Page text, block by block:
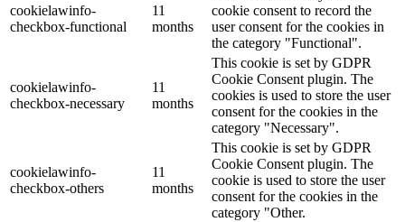
cookielawinfo-
checkbox-functional
11
months
cookie consent to record the
user consent for the cookies in
the category "Functional".
cookielawinfo-
checkbox-necessary
11
months
This cookie is set by GDPR
Cookie Consent plugin. The
cookies is used to store the user
consent for the cookies in the
category "Necessary".
cookielawinfo-
checkbox-others
11
months
This cookie is set by GDPR
Cookie Consent plugin. The
cookie is used to store the user
consent for the cookies in the
category "Other.